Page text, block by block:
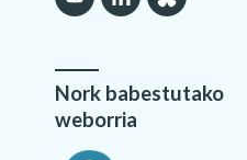
Nork babestutako
weborria